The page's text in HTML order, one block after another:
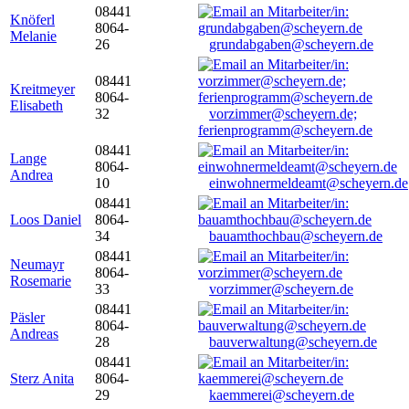
Knöferl
Melanie
08441
8064-
26
grundabgaben@scheyern.de
Kreitmeyer
Elisabeth
08441
8064-
32
vorzimmer@scheyern.de;
ferienprogramm@scheyern.de
Lange
Andrea
08441
8064-
10
einwohnermeldeamt@scheyern.de
Loos Daniel
08441
8064-
34
bauamthochbau@scheyern.de
Neumayr
Rosemarie
08441
8064-
33
vorzimmer@scheyern.de
Päsler
Andreas
08441
8064-
28
bauverwaltung@scheyern.de
Sterz Anita
08441
8064-
29
kaemmerei@scheyern.de